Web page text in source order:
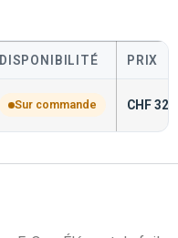
DISPONIBILITÉ PRIX
Sur commande CHF